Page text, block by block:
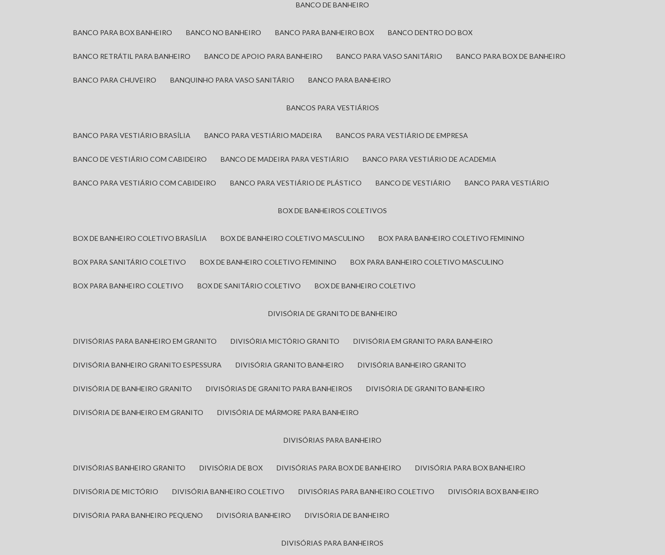
BANCO DE BANHEIRO
BANCO PARA BOX BANHEIRO BANCO NO BANHEIRO BANCO PARA BANHEIRO BOX BANCO DENTRO DO BOX
BANCO RETRÁTIL PARA BANHEIRO BANCO DE APOIO PARA BANHEIRO BANCO PARA VASO SANITÁRIO BANCO PARA BOX DE BANHEIRO
BANCO PARA CHUVEIRO BANQUINHO PARA VASO SANITÁRIO BANCO PARA BANHEIRO
BANCOS PARA VESTIÁRIOS
BANCO PARA VESTIÁRIO BRASÍLIA BANCO PARA VESTIÁRIO MADEIRA BANCOS PARA VESTIÁRIO DE EMPRESA
BANCO DE VESTIÁRIO COM CABIDEIRO BANCO DE MADEIRA PARA VESTIÁRIO BANCO PARA VESTIÁRIO DE ACADEMIA
BANCO PARA VESTIÁRIO COM CABIDEIRO BANCO PARA VESTIÁRIO DE PLÁSTICO BANCO DE VESTIÁRIO BANCO PARA VESTIÁRIO
BOX DE BANHEIROS COLETIVOS
BOX DE BANHEIRO COLETIVO BRASÍLIA BOX DE BANHEIRO COLETIVO MASCULINO BOX PARA BANHEIRO COLETIVO FEMININO
BOX PARA SANITÁRIO COLETIVO BOX DE BANHEIRO COLETIVO FEMININO BOX PARA BANHEIRO COLETIVO MASCULINO
BOX PARA BANHEIRO COLETIVO BOX DE SANITÁRIO COLETIVO BOX DE BANHEIRO COLETIVO
DIVISÓRIA DE GRANITO DE BANHEIRO
DIVISÓRIAS PARA BANHEIRO EM GRANITO DIVISÓRIA MICTÓRIO GRANITO DIVISÓRIA EM GRANITO PARA BANHEIRO
DIVISÓRIA BANHEIRO GRANITO ESPESSURA DIVISÓRIA GRANITO BANHEIRO DIVISÓRIA BANHEIRO GRANITO
DIVISÓRIA DE BANHEIRO GRANITO DIVISÓRIAS DE GRANITO PARA BANHEIROS DIVISÓRIA DE GRANITO BANHEIRO
DIVISÓRIA DE BANHEIRO EM GRANITO DIVISÓRIA DE MÁRMORE PARA BANHEIRO
DIVISÓRIAS PARA BANHEIRO
DIVISÓRIAS BANHEIRO GRANITO DIVISÓRIA DE BOX DIVISÓRIAS PARA BOX DE BANHEIRO DIVISÓRIA PARA BOX BANHEIRO
DIVISÓRIA DE MICTÓRIO DIVISÓRIA BANHEIRO COLETIVO DIVISÓRIAS PARA BANHEIRO COLETIVO DIVISÓRIA BOX BANHEIRO
DIVISÓRIA PARA BANHEIRO PEQUENO DIVISÓRIA BANHEIRO DIVISÓRIA DE BANHEIRO
DIVISÓRIAS PARA BANHEIROS